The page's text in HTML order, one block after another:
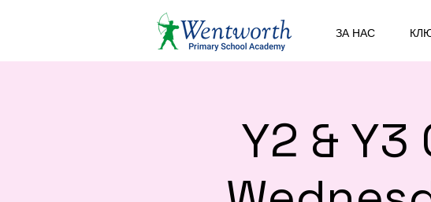
ЗА НАС
Y2 &